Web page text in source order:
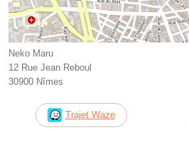
Neko Maru
12 Rue Jean Reboul
30900 Nîmes
Trajet Waze